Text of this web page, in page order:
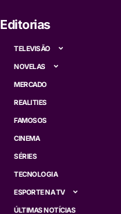
Editorias
TELEVISÃO
NOVELAS
MERCADO
REALITIES
FAMOSOS
CINEMA
SÉRIES
TECNOLOGIA
ESPORTE NA TV
ÚLTIMAS NOTÍCIAS